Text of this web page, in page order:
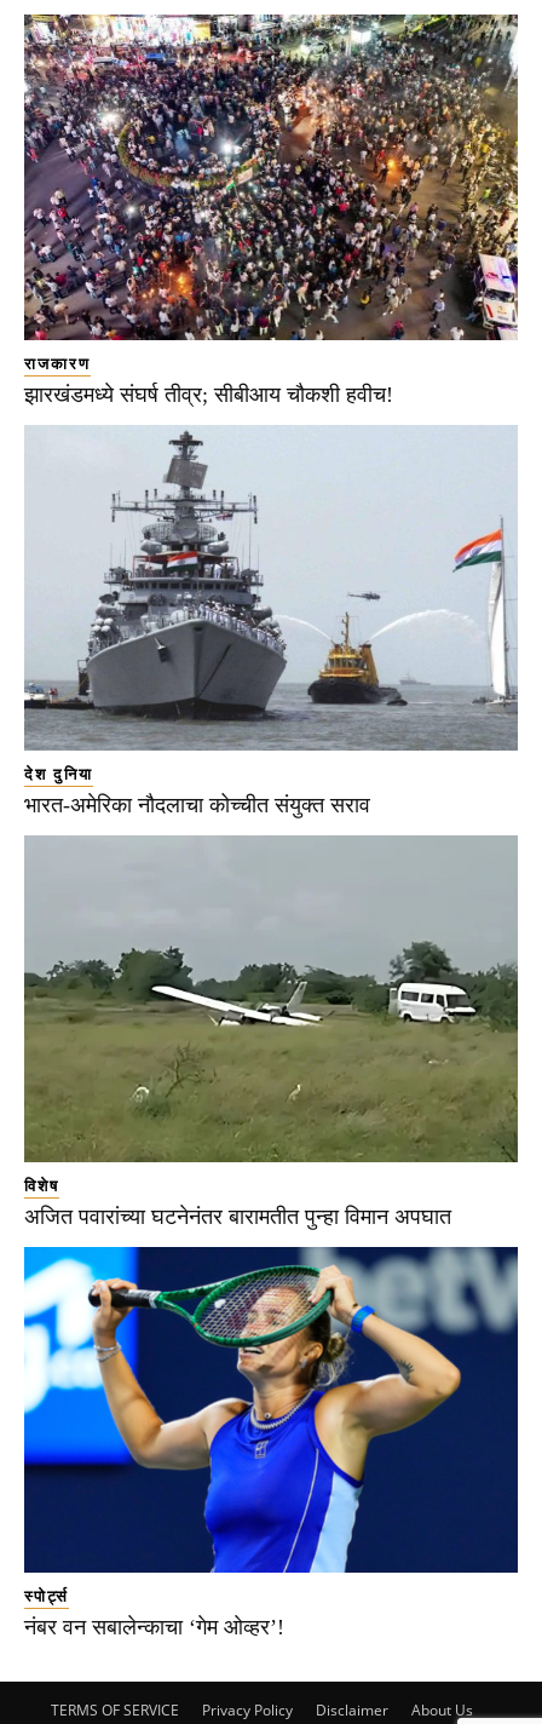
राजकारण
झारखंडमध्ये संघर्ष तीव्र; सीबीआय चौकशी हवीच!
देश दुनिया
भारत-अमेरिका नौदलाचा कोच्चीत संयुक्त सराव
विशेष
अजित पवारांच्या घटनेनंतर बारामतीत पुन्हा विमान अपघात
स्पोर्ट्स
नंबर वन सबालेन्काचा ‘गेम ओव्हर’!
TERMS OF SERVICE Privacy Policy Disclaimer About Us